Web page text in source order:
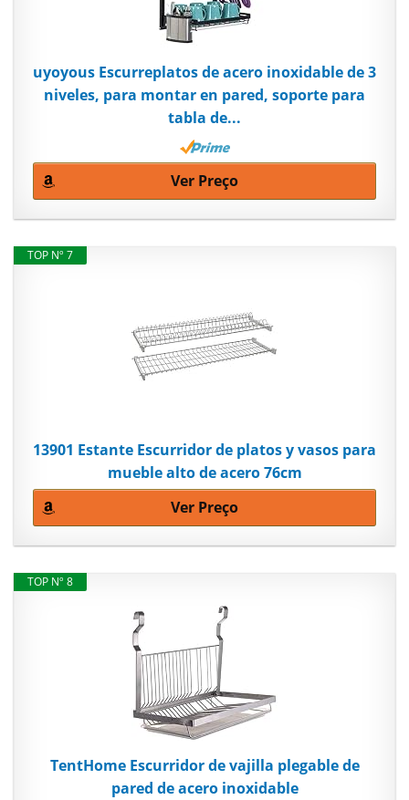
uyoyous Escurreplatos de acero inoxidable de 3
niveles, para montar en pared, soporte para
tabla de...
Ver Preço
TOP Nº 7
13901 Estante Escurridor de platos y vasos para
mueble alto de acero 76cm
Ver Preço
TOP Nº 8
TentHome Escurridor de vajilla plegable de
pared de acero inoxidable